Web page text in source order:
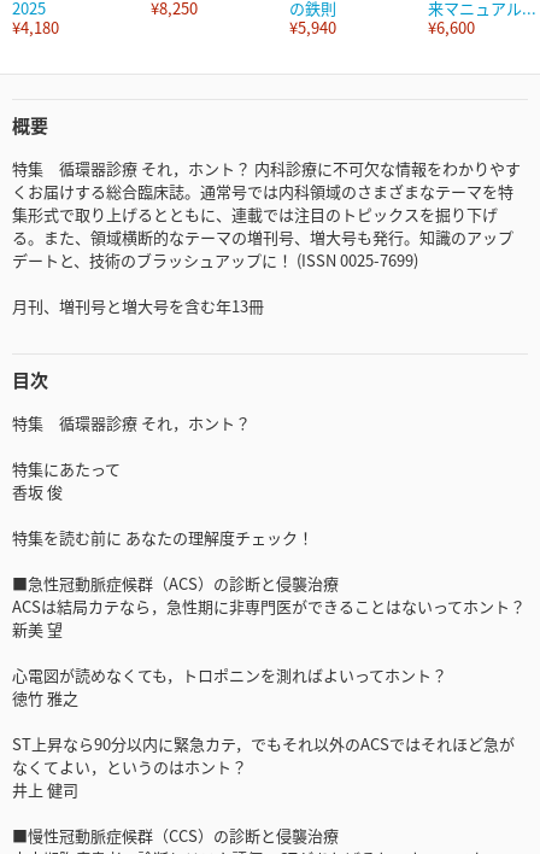
2025
¥4,180
¥8,250
の鉄則
¥5,940
来マニュアル...
¥6,600
概要
特集 循環器診療 それ，ホント？ 内科診療に不可欠な情報をわかりやす
くお届けする総合臨床誌。通常号では内科領域のさまざまなテーマを特
集形式で取り上げるとともに、連載では注目のトピックスを掘り下げ
る。また、領域横断的なテーマの増刊号、増大号も発行。知識のアップ
デートと、技術のブラッシュアップに！ (ISSN 0025-7699)
月刊、増刊号と増大号を含む年13冊
目次
特集 循環器診療 それ，ホント？
特集にあたって
香坂 俊
特集を読む前に あなたの理解度チェック！
■急性冠動脈症候群（ACS）の診断と侵襲治療
ACSは結局カテなら，急性期に非専門医ができることはないってホント？
新美 望
心電図が読めなくても，トロポニンを測ればよいってホント？
徳竹 雅之
ST上昇なら90分以内に緊急カテ，でもそれ以外のACSではそれほど急が
なくてよい，というのはホント？
井上 健司
■慢性冠動脈症候群（CCS）の診断と侵襲治療